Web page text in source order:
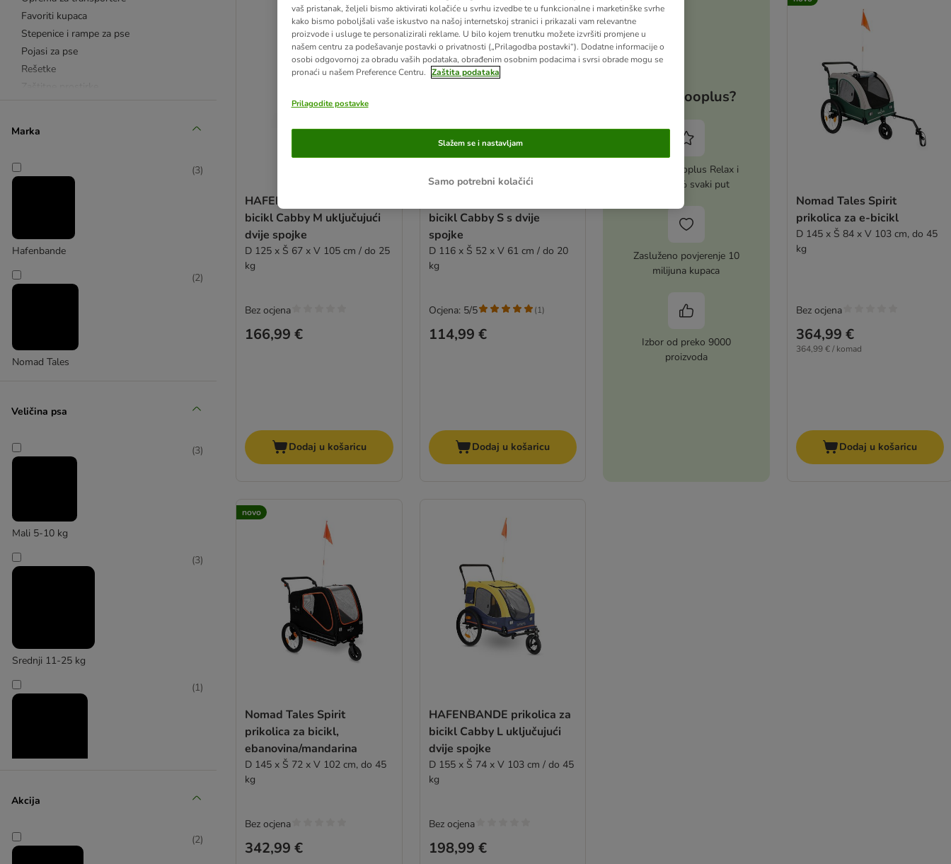
Favoriti kupaca
Stepenice i rampe za pse
Pojasi za pse
Rešetke
Sklopivi transporteri i torbe
Sklopivi transporteri
Marka
Hafenbande
(3)
Nomad Tales
(2)
Veličina psa
Mali 5-10 kg
(3)
Srednji 11-25 kg
(3)
(1)
Akcija
(2)
HAFENBANDE prikolica za
bicikl Cabby M uključujući
dvije spojke
D 125 x Š 67 x V 105 cm / do 25
kg
166,99 €
Bez ocjena
Dodaj u košaricu
bicikl Cabby S s dvije
spojke
D 116 x Š 52 x V 61 cm / do 20
kg
114,99 €
Ocjena: 5/5 (1)
Dodaj u košaricu
Zašto zooplus?
Aktiviraj zooplus Relax i
uštedi 5% svaki put
Zasluženo povjerenje 10
milijuna kupaca
Izbor od preko 9000
proizvoda
Nomad Tales Spirit
prikolica za e-bicikl
D 145 x Š 84 x V 103 cm, do 45
kg
364,99 €
364,99 € / komad
Bez ocjena
Dodaj u košaricu
novo
Nomad Tales Spirit
prikolica za bicikl,
ebanovina/mandarina
D 145 x Š 72 x V 102 cm, do 45
kg
342,99 €
Bez ocjena
HAFENBANDE prikolica za
bicikl Cabby L uključujući
dvije spojke
D 155 x Š 74 x V 103 cm / do 45
kg
198,99 €
Bez ocjena
vaš pristanak, željeli bismo aktivirati kolačiće u svrhu izvedbe te u funkcionalne i marketinške svrhe
kako bismo poboljšali vaše iskustvo na našoj internetskoj stranici i prikazali vam relevantne
proizvode i usluge te personalizirali reklame. U bilo kojem trenutku možete izvršiti promjene u
našem centru za podešavanje postavki o privatnosti („Prilagodba postavki“). Dodatne informacije o
osobi odgovornoj za obradu vaših podataka, obrađenim osobnim podacima i svrsi obrade mogu se
pronaći u našem Preference Centru. Zaštita podataka
Prilagodite postavke
Samo potrebni kolačići
Slažem se i nastavljam